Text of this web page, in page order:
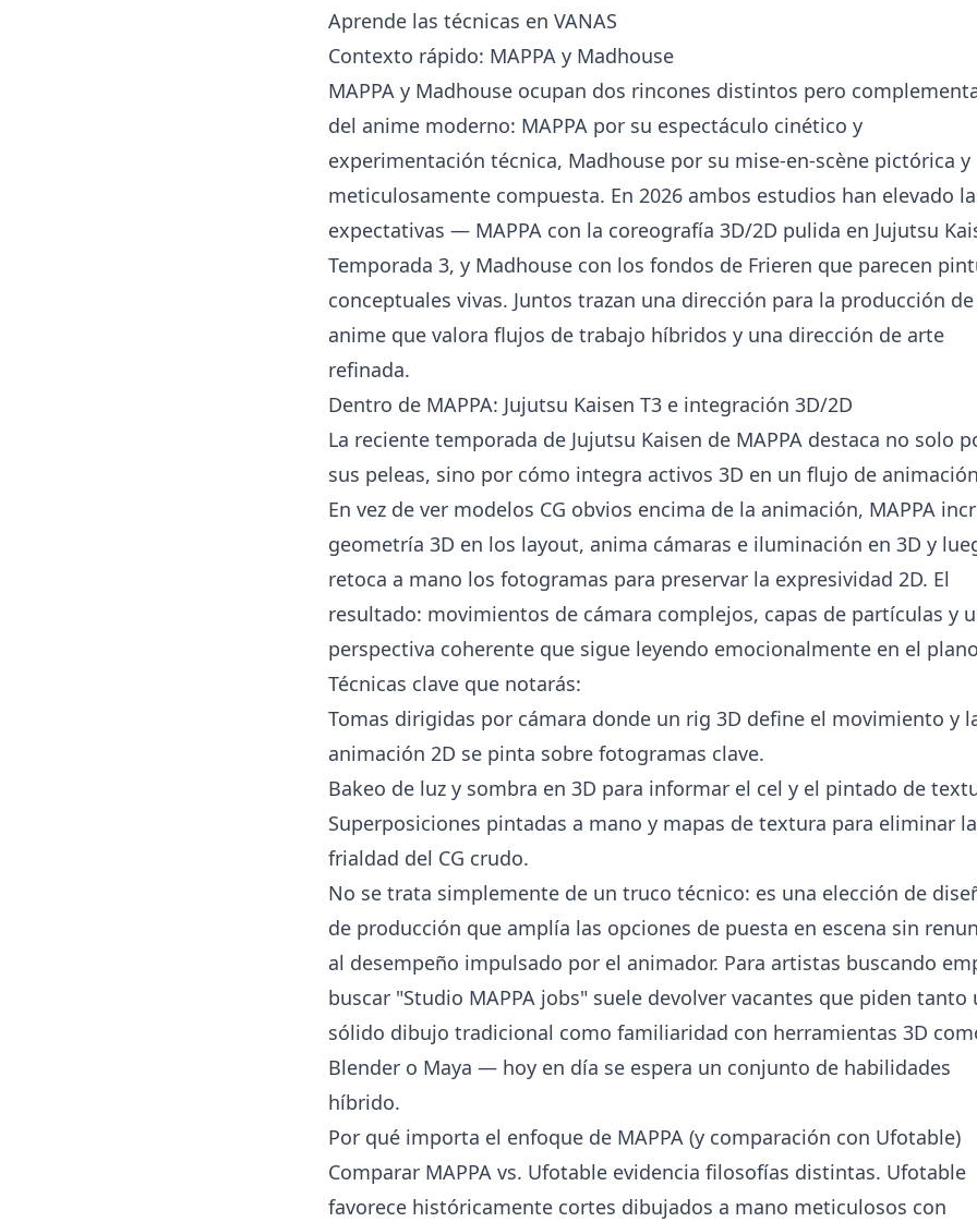
Aprende las técnicas en VANAS
Contexto rápido: MAPPA y Madhouse
MAPPA y Madhouse ocupan dos rincones distintos pero
del anime moderno: MAPPA por su espectáculo cinético y
experimentación técnica, Madhouse por su mise-en-scène pictórica y
meticulosamente compuesta. En 2026 ambos estudios han elevado
expectativas — MAPPA con la coreografía 3D/2D pulida en Jujutsu
Temporada 3, y Madhouse con los fondos de Frieren que parecen
conceptuales vivas. Juntos trazan una dirección para la producción de
anime que valora flujos de trabajo híbridos y una dirección de arte
refinada.
Dentro de MAPPA: Jujutsu Kaisen T3 e integración 3D/2D
La reciente temporada de Jujutsu Kaisen de MAPPA destaca no solo
sus peleas, sino por cómo integra activos 3D en un flujo de
En vez de ver modelos CG obvios encima de la animación, MAPPA
geometría 3D en los layout, anima cámaras e iluminación en 3D y
retoca a mano los fotogramas para preservar la expresividad 2D. El
resultado: movimientos de cámara complejos, capas de partículas y
perspectiva coherente que sigue leyendo emocionalmente en el
Técnicas clave que notarás:
Tomas dirigidas por cámara donde un rig 3D define el movimiento y
animación 2D se pinta sobre fotogramas clave.
Bakeo de luz y sombra en 3D para informar el cel y el pintado de
Superposiciones pintadas a mano y mapas de textura para eliminar la
frialdad del CG crudo.
No se trata simplemente de un truco técnico: es una elección de
de producción que amplía las opciones de puesta en escena sin
al desempeño impulsado por el animador. Para artistas buscando
buscar "Studio MAPPA jobs" suele devolver vacantes que piden tanto
sólido dibujo tradicional como familiaridad con herramientas 3D
Blender o Maya — hoy en día se espera un conjunto de habilidades
híbrido.
Por qué importa el enfoque de MAPPA (y comparación con Ufotable)
Comparar MAPPA vs. Ufotable evidencia filosofías distintas. Ufotable
favorece históricamente cortes dibujados a mano meticulosos con